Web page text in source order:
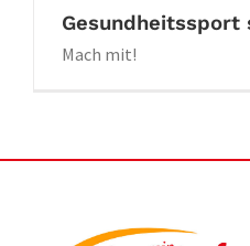
Gesundheitssport
Mach mit!